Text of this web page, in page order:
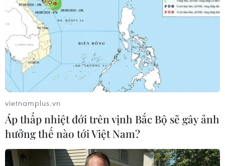
#Ủy ban Nhân dân Thành phố Hồ Chí Minh
#Bộ Giao thông Vận tải
#Vùng kinh tế trọng điểm phía Nam
#Bộ Giao thông Vận tải
Tp. Hồ Chí Minh
vietnamplus.vn
Áp thấp nhiệt đới trên vịnh Bắc Bộ sẽ gây ảnh
hưởng thế nào tới Việt Nam?